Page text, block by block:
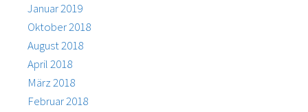
Januar 2019
Oktober 2018
August 2018
April 2018
März 2018
Februar 2018